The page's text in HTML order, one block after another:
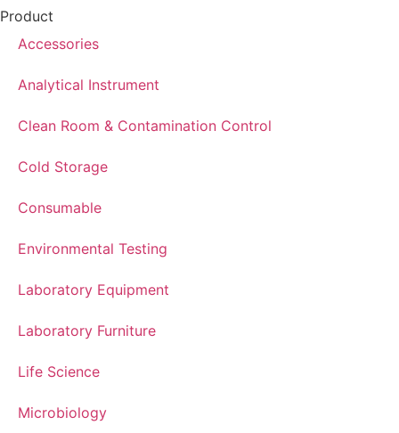
Product
Accessories
Analytical Instrument
Clean Room & Contamination Control
Cold Storage
Consumable
Environmental Testing
Laboratory Equipment
Laboratory Furniture
Life Science
Microbiology